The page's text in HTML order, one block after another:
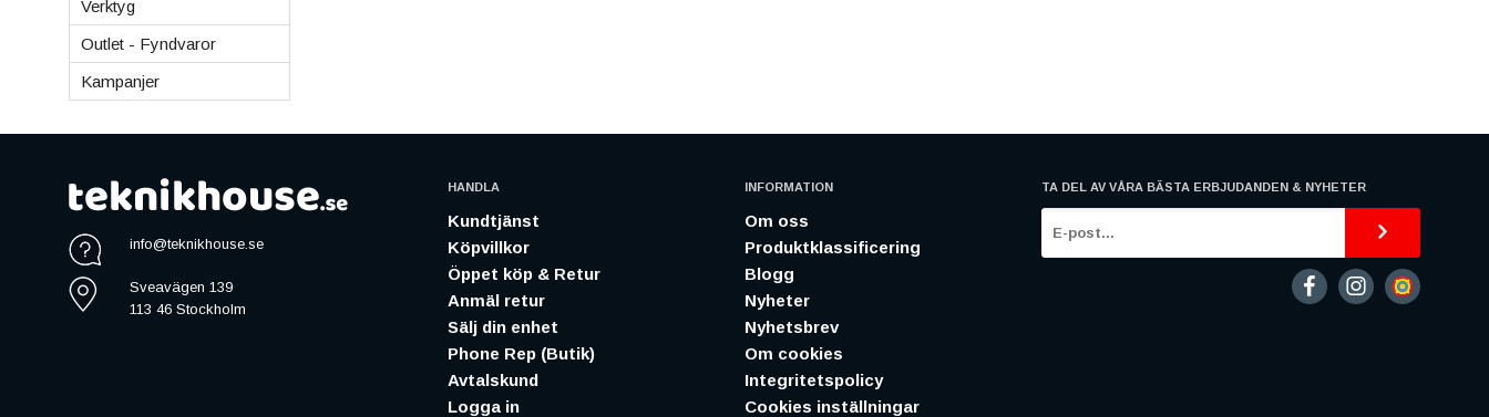
Verktyg
Outlet - Fyndvaror
Kampanjer
info@teknikhouse.se
Sveavägen 139
113 46 Stockholm
HANDLA
Kundtjänst
Köpvillkor
Öppet köp & Retur
Anmäl retur
Sälj din enhet
Phone Rep (Butik)
Avtalskund
Logga in
INFORMATION
Om oss
Produktklassificering
Blogg
Nyheter
Nyhetsbrev
Om cookies
Integritetspolicy
Cookies inställningar
TA DEL AV VÅRA BÄSTA ERBJUDANDEN & NYHETER